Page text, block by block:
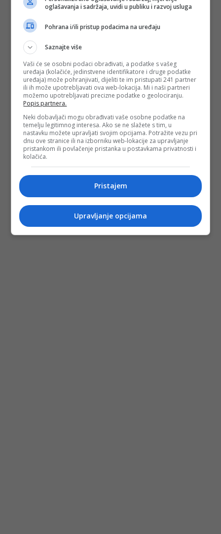
oglašavanja i sadržaja, uvidi u publiku i razvoj usluga
Pohrana i/ili pristup podacima na uređaju
Saznajte više
Vaši će se osobni podaci obrađivati, a podatke s vašeg
uređaja (kolačiće, jedinstvene identifikatore i druge podatke
uređaja) može pohranjivati, dijeliti te im pristupati 241 partner
ili ih može upotrebljavati ova web-lokacija. Mi i naši partneri
možemo upotrebljavati precizne podatke o geolociranju.
Popis partnera.
Neki dobavljači mogu obrađivati vaše osobne podatke na
temelju legitimnog interesa. Ako se ne slažete s tim, u
nastavku možete upravljati svojim opcijama. Potražite vezu pri
dnu ove stranice ili na izborniku web-lokacije za upravljanje
pristankom ili povlačenje pristanka u postavkama privatnosti i
kolačića.
Pristajem
Upravljanje opcijama